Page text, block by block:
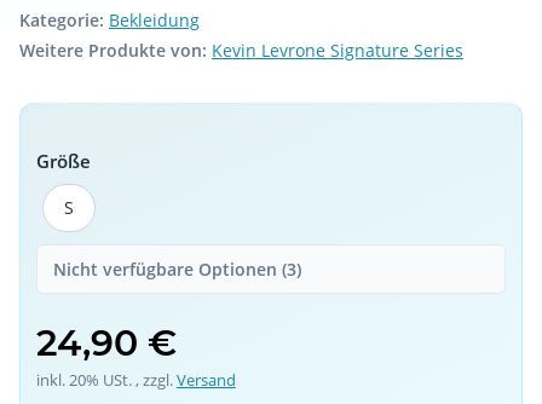
Kategorie: Bekleidung
Weitere Produkte von: Kevin Levrone Signature Series
Größe
S
S
Nicht verfügbare Optionen (3)
24,90 €
inkl. 20% USt. , zzgl.Versand